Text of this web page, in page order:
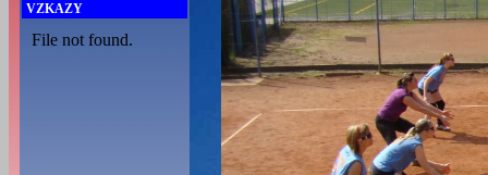
VZKAZY